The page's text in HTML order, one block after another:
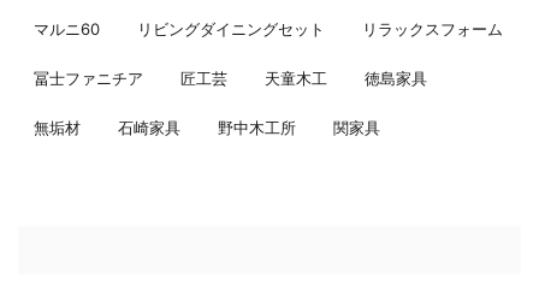
マルニ60 リビングダイニングセット リラックスフォーム
冨士ファニチア 匠工芸 天童木工 徳島家具
無垢材 石崎家具 野中木工所 関家具